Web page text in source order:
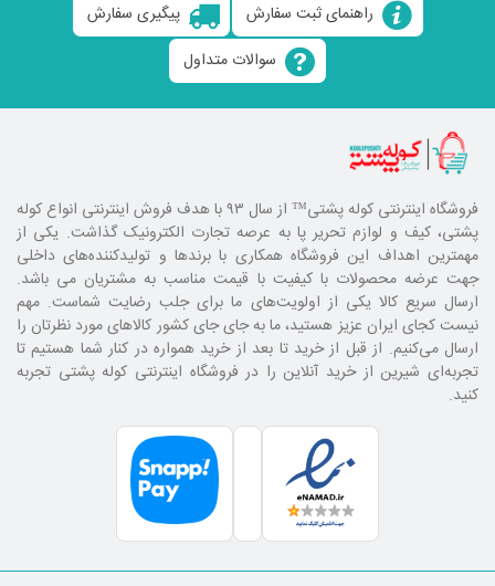
راهنمای ثبت سفارش
پیگیری سفارش
سوالات متداول
فروشگاه اینترنتی کوله پشتی
™ از سال ۹۳ با هدف فروش اینترنتی انواع کوله
پشتی، کیف و لوازم تحریر پا به عرصه تجارت الکترونیک گذاشت. یکی از
مهمترین اهداف این فروشگاه همکاری با برند‌ها و تولیدکننده‌های داخلی
جهت عرضه محصولات با کیفیت با قیمت مناسب به مشتریان می باشد.
ارسال سریع کالا یکی از اولویت‌های ما برای جلب رضایت شماست. مهم
نیست کجای ایران عزیز هستید، ما به جای جای کشور کالا‌های مورد نظرتان را
ارسال می‌کنیم. از قبل از خرید تا بعد از خرید همواره در کنار شما هستیم تا
تجربه‌ای شیرین از خرید آنلاین را در فروشگاه اینترنتی کوله پشتی تجربه
کنید.